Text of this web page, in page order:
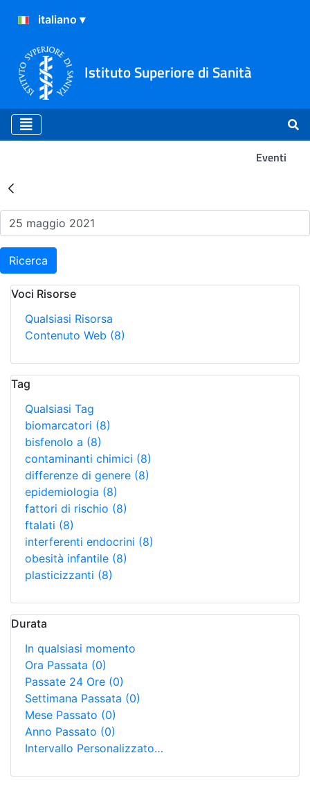
Istituto Superiore di Sanità
Eventi
Risultati della Ricerca -
Ricerca
Voci Risorse
Qualsiasi Risorsa
Contenuto Web (8)
Tag
Qualsiasi Tag
biomarcatori (8)
bisfenolo a (8)
contaminanti chimici (8)
differenze di genere (8)
epidemiologia (8)
fattori di rischio (8)
ftalati (8)
interferenti endocrini (8)
obesità infantile (8)
plasticizzanti (8)
Durata
In qualsiasi momento
Ora Passata (0)
Passate 24 Ore (0)
Settimana Passata (0)
Mese Passato (0)
Anno Passato (0)
Intervallo Personalizzato…